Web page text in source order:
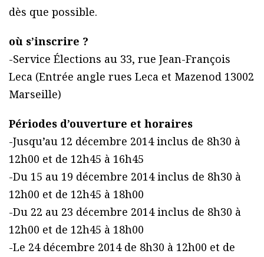
dès que possible.
où s’inscrire ?
-Service Élections au 33, rue Jean-François
Leca (Entrée angle rues Leca et Mazenod 13002
Marseille)
Périodes d’ouverture et horaires
-Jusqu’au 12 décembre 2014 inclus de 8h30 à
12h00 et de 12h45 à 16h45
-Du 15 au 19 décembre 2014 inclus de 8h30 à
12h00 et de 12h45 à 18h00
-Du 22 au 23 décembre 2014 inclus de 8h30 à
12h00 et de 12h45 à 18h00
-Le 24 décembre 2014 de 8h30 à 12h00 et de